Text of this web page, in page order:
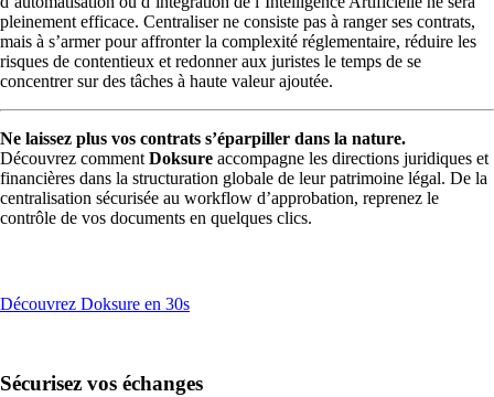
pleinement efficace. Centraliser ne consiste pas à ranger ses contrats,
mais à s’armer pour affronter la complexité réglementaire, réduire les
risques de contentieux et redonner aux juristes le temps de se
concentrer sur des tâches à haute valeur ajoutée.
Ne laissez plus vos contrats s’éparpiller dans la nature.
Découvrez comment Doksure accompagne les directions juridiques et
financières dans la structuration globale de leur patrimoine légal. De la
centralisation sécurisée au workflow d’approbation, reprenez le
contrôle de vos documents en quelques clics.
Découvrez Doksure en 30s
Sécurisez vos échanges